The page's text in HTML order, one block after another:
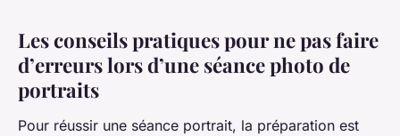
Les conseils pratiques pour ne pas faire
d’erreurs lors d’une séance photo de
portraits
Pour réussir une séance portrait, la préparation est